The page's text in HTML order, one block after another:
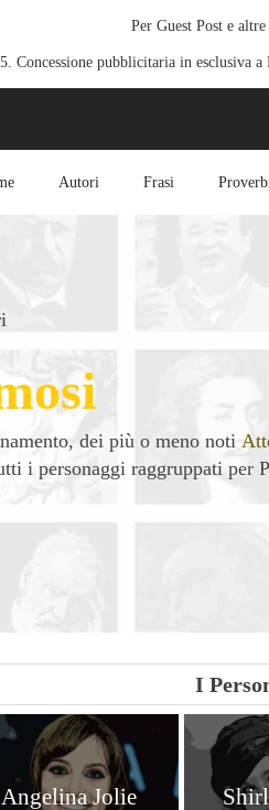
Per Guest Post e
Concessione pubblicitaria in esclusiva
Autori Frasi
dei più o meno noti
i personaggi raggruppati per
I
Angelina Jolie